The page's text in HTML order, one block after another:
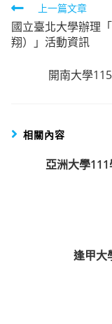
Read
more
articles
上一篇文章
國立臺北大學辦理
翔）」活動資訊
開南大學
相關內容
亞洲大學
逢甲大